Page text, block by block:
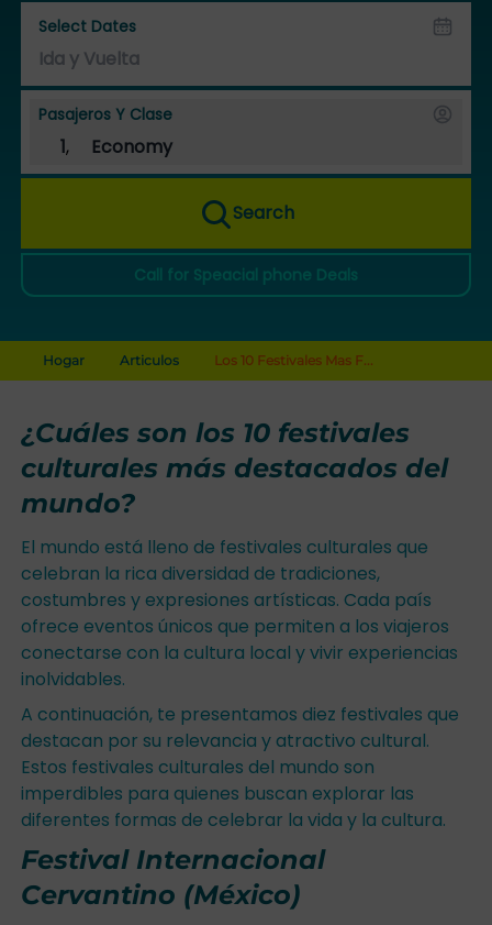
Select Dates
Pasajeros Y Clase
1, Economy
Search
Call for Speacial phone Deals
Hogar Articulos Los 10 Festivales Mas F...
¿Cuáles son los 10 festivales
culturales más destacados del
mundo?
El mundo está lleno de festivales culturales que
celebran la rica diversidad de tradiciones,
costumbres y expresiones artísticas. Cada país
ofrece eventos únicos que permiten a los viajeros
conectarse con la cultura local y vivir experiencias
inolvidables.
A continuación, te presentamos diez festivales que
destacan por su relevancia y atractivo cultural.
Estos festivales culturales del mundo son
imperdibles para quienes buscan explorar las
diferentes formas de celebrar la vida y la cultura.
Festival Internacional
Cervantino (México)